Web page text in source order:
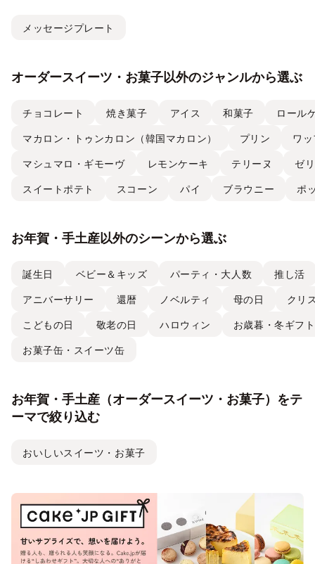
メッセージプレート
オーダースイーツ・お菓子以外のジャンルから選ぶ
チョコレート 焼き菓子 アイス 和菓子 ロール
マカロン・トゥンカロン（韓国マカロン） プリン ワ
マシュマロ・ギモーヴ レモンケーキ テリーヌ ゼ
スイートポテト スコーン パイ ブラウニー ポ
お年賀・手土産以外のシーンから選ぶ
誕生日 ベビー＆キッズ パーティ・大人数 推し活
アニバーサリー 還暦 ノベルティ 母の日 クリ
こどもの日 敬老の日 ハロウィン お歳暮・冬ギフト
お菓子缶・スイーツ缶
お年賀・手土産（オーダースイーツ・お菓子）をテ
ーマで絞り込む
おいしいスイーツ・お菓子